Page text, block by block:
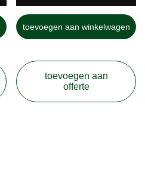
toevoegen aan winkelwagen
toevoegen aan
offerte